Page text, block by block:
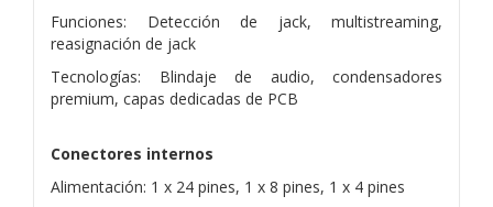
Funciones: Detección de jack, multistreaming,
reasignación de jack
Tecnologías: Blindaje de audio, condensadores
premium, capas dedicadas de PCB
Conectores internos
Alimentación: 1 x 24 pines, 1 x 8 pines, 1 x 4 pines